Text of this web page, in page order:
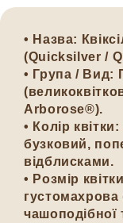
• Назва:
(Quicksilver /
• Група / Вид:
Arborose®).
• Колір квітки:
бузковий,
відблисками.
• Розмір
густомахрова
чашоподібної